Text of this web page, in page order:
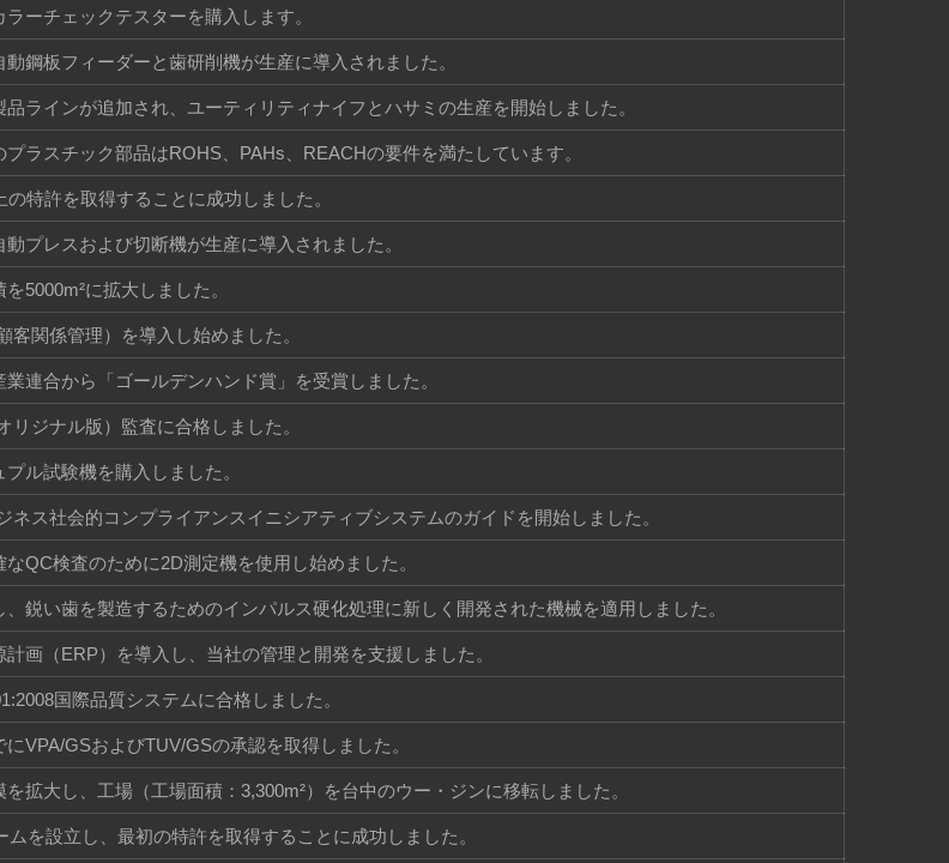
ハクソー
刃を交換した日本の引き手鋸
三段階の刃を持つ折りたたみ剪
ラーチェックテスターを購入します。
動鋼板フィーダーと歯研削機が生産に導入されました。
品ラインが追加され、ユーティリティナイフとハサミの生産を開始しました。
プラスチック部品はROHS、PAHs、REACHの要件を満たしています。
の特許を取得することに成功しました。
動プレスおよび切断機が生産に導入されました。
5000m²に拡大しました。
客関係管理）を導入し始めました。
業連合から「ゴールデンハンド賞」を受賞しました。
リジナル版）監査に合格しました。
プル試験機を購入しました。
ネス社会的コンプライアンスイニシアティブシステムのガイドを開始しました。
なQC検査のために2D測定機を使用し始めました。
、鋭い歯を製造するためのインパルス硬化処理に新しく開発された機械を適用しました。
計画（ERP）を導入し、当社の管理と開発を支援しました。
国際品質システムに合格しました。
にVPA/GSおよびTUV/GSの承認を取得しました。
を拡大し、工場（工場面積：3,300m²）を台中のウー・ジンに移転しました。
ムを設立し、最初の特許を取得することに成功しました。